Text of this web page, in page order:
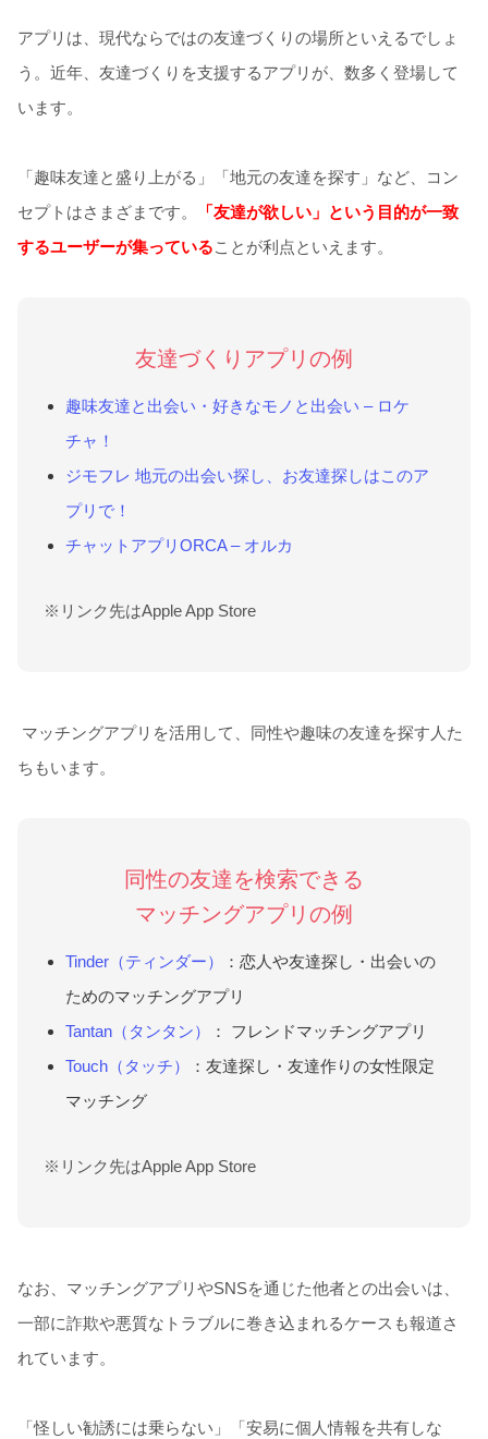
アプリは、現代ならではの友達づくりの場所といえるでしょ
う。近年、友達づくりを支援するアプリが、数多く登場して
います。
「趣味友達と盛り上がる」「地元の友達を探す」など、コン
セプトはさまざまです。
「友達が欲しい」という目的が一致
するユーザーが集っていることが利点といえます。
友達づくりアプリの例
趣味友達と出会い・好きなモノと出会い – ロケ
チャ！
ジモフレ 地元の出会い探し、お友達探しはこのア
プリで！
チャットアプリORCA – オルカ
※リンク先はApple App Store
マッチングアプリを活用して、同性や趣味の友達を探す人た
ちもいます。
同性の友達を検索できる
マッチングアプリの例
Tinder（ティンダー）
：恋人や友達探し・出会いの
ためのマッチングアプリ
Tantan（タンタン）
： フレンドマッチングアプリ
Touch（タッチ）
：友達探し・友達作りの女性限定
マッチング
※リンク先はApple App Store
なお、マッチングアプリやSNSを通じた他者との出会いは、
一部に詐欺や悪質なトラブルに巻き込まれるケースも報道さ
れています。
「怪しい勧誘には乗らない」「安易に個人情報を共有しな